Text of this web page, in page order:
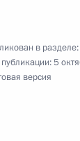
в разделе:
5
версия